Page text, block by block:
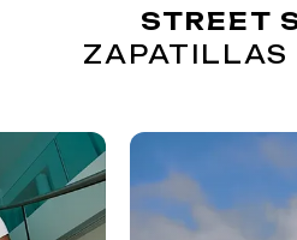
STREET
ZAPATILLAS